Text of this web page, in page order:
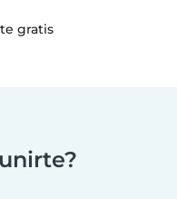
gratis